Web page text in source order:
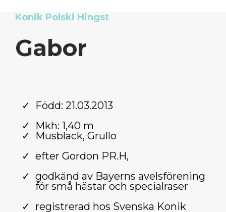
Konik Polski Hingst
Gabor
Född: 21.03.2013
Mkh: 1,40 m
Musblack, Grullo
efter Gordon PR.H,
godkänd av Bayerns avelsförening
för små hästar och specialraser
registrerad hos Svenska Konik